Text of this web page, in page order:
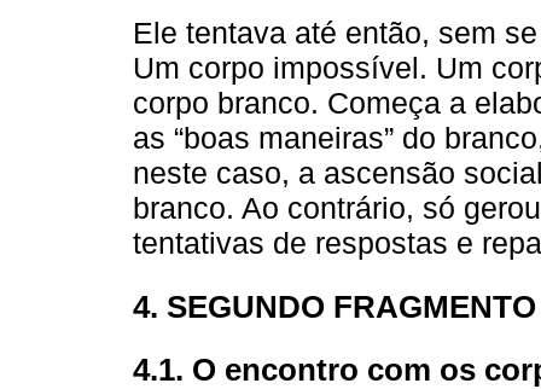
Ele tentava até então, sem
Um corpo impossível. Um
corpo branco. Começa a
as “boas maneiras” do
neste caso, a ascensão
branco. Ao contrário, só
tentativas de respostas e
4. SEGUNDO
4.1. O encontro com os